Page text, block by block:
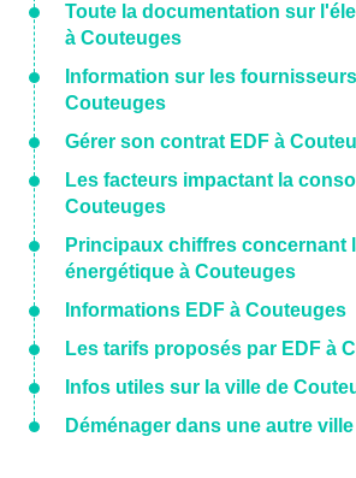
Toute la documentation sur
à Couteuges
Information sur les
Couteuges
Gérer son contrat EDF à
Les facteurs impactant la
Couteuges
Principaux chiffres concernant
énergétique à Couteuges
Informations EDF à Couteuges
Les tarifs proposés par EDF à
Infos utiles sur la ville de
Déménager dans une autre ville